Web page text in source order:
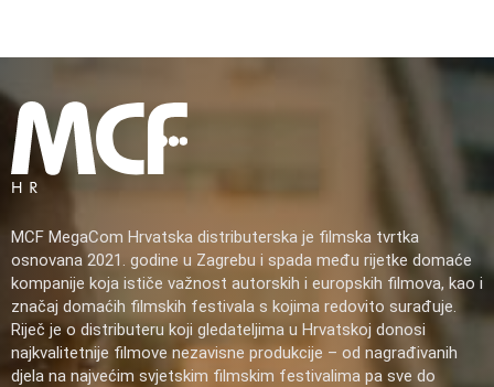
MCF MegaCom Hrvatska distributerska je filmska tvrtka
osnovana 2021. godine u Zagrebu i spada među rijetke domaće
kompanije koja ističe važnost autorskih i europskih filmova, kao i
značaj domaćih filmskih festivala s kojima redovito surađuje.
Riječ je o distributeru koji gledateljima u Hrvatskoj donosi
najkvalitetnije filmove nezavisne produkcije – od nagrađivanih
djela na najvećim svjetskim filmskim festivalima pa sve do